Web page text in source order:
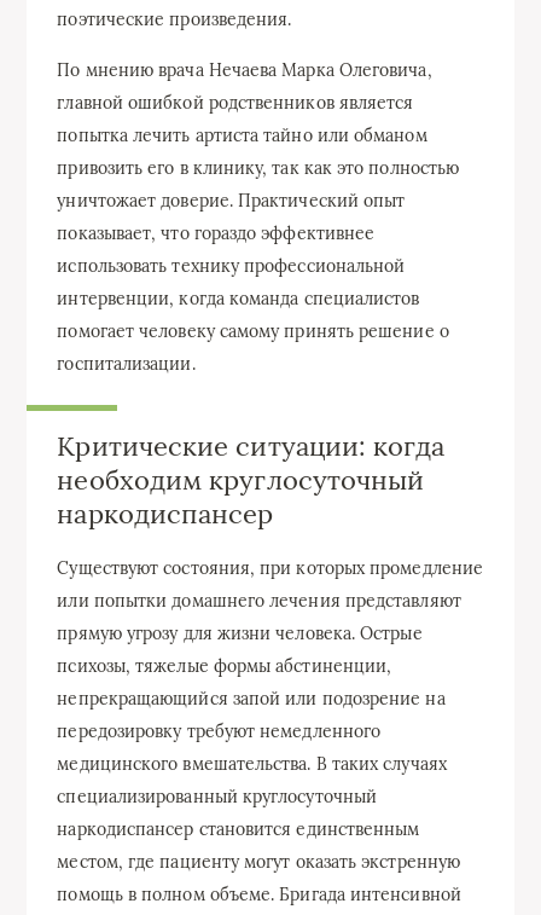
поэтические произведения.
По мнению врача Нечаева Марка Олеговича,
главной ошибкой родственников является
попытка лечить артиста тайно или обманом
привозить его в клинику, так как это полностью
уничтожает доверие. Практический опыт
показывает, что гораздо эффективнее
использовать технику профессиональной
интервенции, когда команда специалистов
помогает человеку самому принять решение о
госпитализации.
Критические ситуации: когда
необходим круглосуточный
наркодиспансер
Существуют состояния, при которых промедление
или попытки домашнего лечения представляют
прямую угрозу для жизни человека. Острые
психозы, тяжелые формы абстиненции,
непрекращающийся запой или подозрение на
передозировку требуют немедленного
медицинского вмешательства. В таких случаях
специализированный круглосуточный
наркодиспансер становится единственным
местом, где пациенту могут оказать экстренную
помощь в полном объеме. Бригада интенсивной